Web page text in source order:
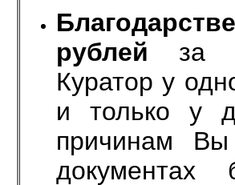
рублей за
Куратор у
и только у
причинам Вы
документах